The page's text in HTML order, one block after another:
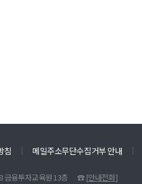
침 메일주소무단수집거부 안내
금융투자교육원 13층 ☎ [안내전화]